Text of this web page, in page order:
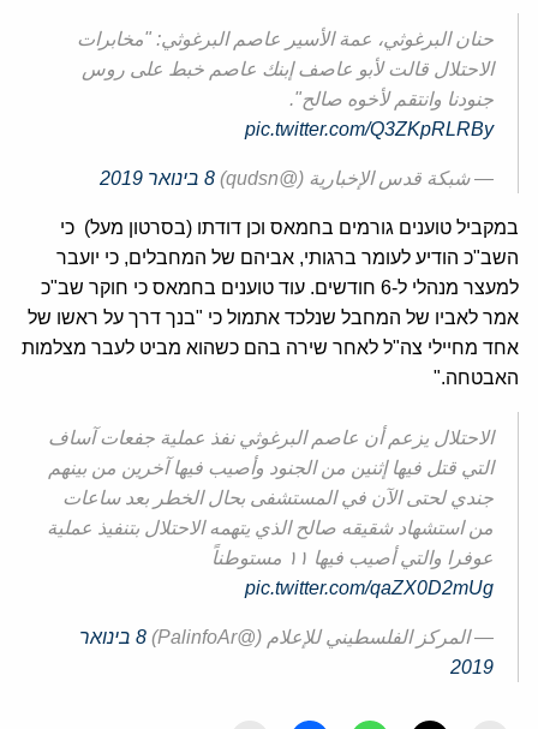
حنان البرغوثي، عمة الأسير عاصم البرغوثي: "مخابرات
الاحتلال قالت لأبو عاصف إبنك عاصم خبط على روس
جنودنا وانتقم لأخوه صالح".
pic.twitter.com/Q3ZKpRLRBy
— شبكة قدس الإخبارية (@qudsn) 8 בינואר 2019
במקביל טוענים גורמים בחמאס וכן דודתו (בסרטון מעל) כי
השב"כ הודיע לעומר ברגותי, אביהם של המחבלים, כי יועבר
למעצר מנהלי ל-6 חודשים. עוד טוענים בחמאס כי חוקר שב"כ
אמר לאביו של המחבל שנלכד אתמול כי "בנך דרך על ראשו של
אחד מחיילי צה"ל לאחר שירה בהם כשהוא מביט לעבר מצלמות
האבטחה."
الاحتلال يزعم أن عاصم البرغوثي نفذ عملية جفعات آساف
التي قتل فيها إثنين من الجنود وأصيب فيها آخرين من بينهم
جندي لحتى الآن في المستشفى بحال الخطر بعد ساعات
من استشهاد شقيقه صالح الذي يتهمه الاحتلال بتنفيذ عملية
عوفرا والتي أصيب فيها ١١ مستوطناً
pic.twitter.com/qaZX0D2mUg
— المركز الفلسطيني للإعلام (@PalinfoAr)
8 בינואר
2019